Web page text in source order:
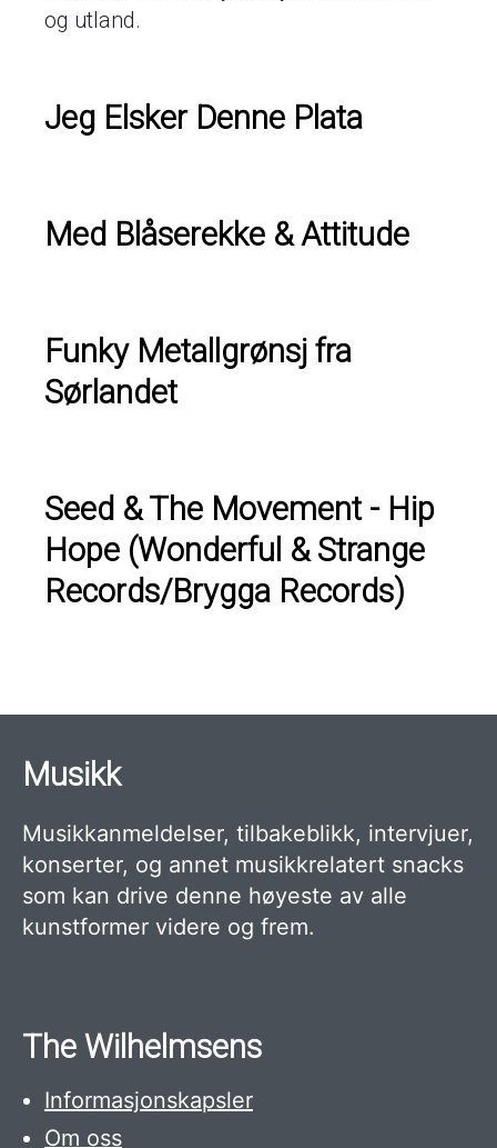
og utland.
Jeg Elsker Denne Plata
Med Blåserekke & Attitude
Funky Metallgrønsj fra
Sørlandet
Seed & The Movement - Hip
Hope (Wonderful & Strange
Records/Brygga Records)
Musikk
Musikkanmeldelser, tilbakeblikk, intervjuer,
konserter, og annet musikkrelatert snacks
som kan drive denne høyeste av alle
kunstformer videre og frem.
The Wilhelmsens
Informasjonskapsler
Om oss